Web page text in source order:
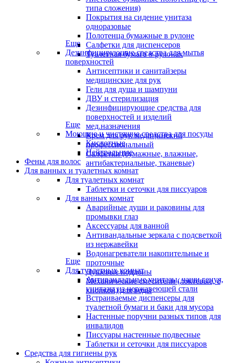
типа сложения)
Покрытия на сидение унитаза
одноразовые
Полотенца бумажные в рулоне
Салфетки для диспенсеров
Туалетная бумага в рулонах
Еще
Дезинфицирующие средства для мытья
поверхностей
Антисептики и санитайзеры
медицинские для рук
Гели для душа и шампуни
ДВУ и стерилизация
Дезинфицирующие средства для
поверхностей и изделий
мед.назначения
Крем для рук медицинский
профессиональный
Салфетки (бумажные, влажные,
антибактериальные, тканевые)
Еще
Моющие и чистящие средства для посуды
Кислотные
Нейтральные
Фены для волос
Для ванных и туалетных комнат
Для туалетных комнат
Таблетки и сеточки для писсуаров
Для ванных комнат
Аварийные души и раковины для
промывки глаз
Аксессуары для ванной
Антивандальные зеркала с подсветкой
из нержавейки
Водонагреватели накопительные и
проточные
Душевые поддоны
Механические смесители (локтевые, с
кнопкой) для воды
Еще
Для туалетных комнат
Антивандальные унитазы, чаши генуя,
унитазы из нержавеющей стали
Встраиваемые диспенсеры для
туалетной бумаги и баки для мусора
Настенные поручни разных типов для
инвалидов
Писсуары настенные подвесные
Таблетки и сеточки для писсуаров
Средства для гигиены рук